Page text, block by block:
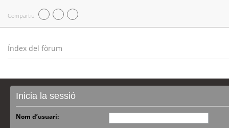
Compartiu
Índex del fòrum
Inicia la sessió
Nom d’usuari: